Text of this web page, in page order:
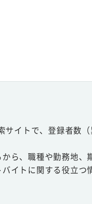
イトで、登録者数
ら、職種や勤務地、
イトに関する役立つ